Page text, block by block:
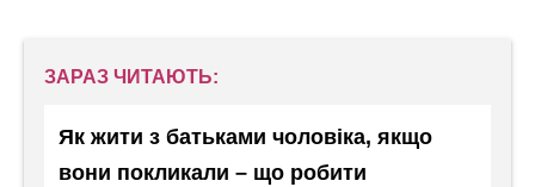
ЗАРАЗ ЧИТАЮТЬ:
Як жити з батьками чоловіка, якщо
вони покликали – що робити